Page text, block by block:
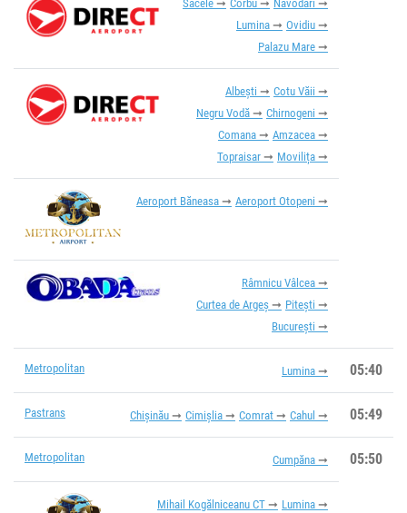
Săcele Corbu
Năvodari
Lumina
Ovidiu
Palazu Mare
Albești
Cotu Văii
Negru Vodă
Chirnogeni
Comana
Amzacea
Topraisar
Movilița
Aeroport Băneasa Aeroport Otopeni
Râmnicu Vâlcea
Curtea de Argeș
Pitești
București
Metropolitan Lumina 05:40
Pastrans Chișinău Cimișlia Comrat Cahul 05:49
Metropolitan Cumpăna 05:50
Mihail Kogălniceanu CT
Lumina